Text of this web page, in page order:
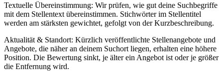
Textuelle Übereinstimmung: Wir prüfen, wie gut deine Suchbegriffe
mit dem Stellentext übereinstimmen. Stichwörter im Stellentitel
werden am stärksten gewichtet, gefolgt von der Kurzbeschreibung.
Aktualität & Standort: Kürzlich veröffentlichte Stellenangebote und
Angebote, die näher an deinem Suchort liegen, erhalten eine höhere
Position. Die Bewertung sinkt, je älter ein Angebot ist oder je größer
die Entfernung wird.